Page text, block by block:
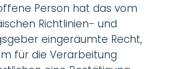
Person hat das vom
Richtlinien- und
eingeräumte Recht,
für die Verarbeitung